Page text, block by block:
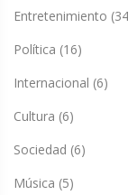
Entretenimiento
Política (16)
Internacional (6)
Cultura (6)
Sociedad (6)
Música (5)